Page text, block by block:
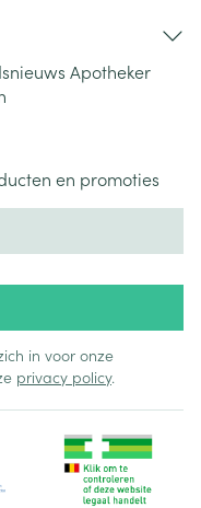
Apotheker
en promoties
in voor onze
privacy policy.